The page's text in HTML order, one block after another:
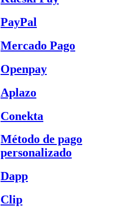
PayPal
Mercado Pago
Openpay
Aplazo
Conekta
Método de pago
personalizado
Dapp
Clip